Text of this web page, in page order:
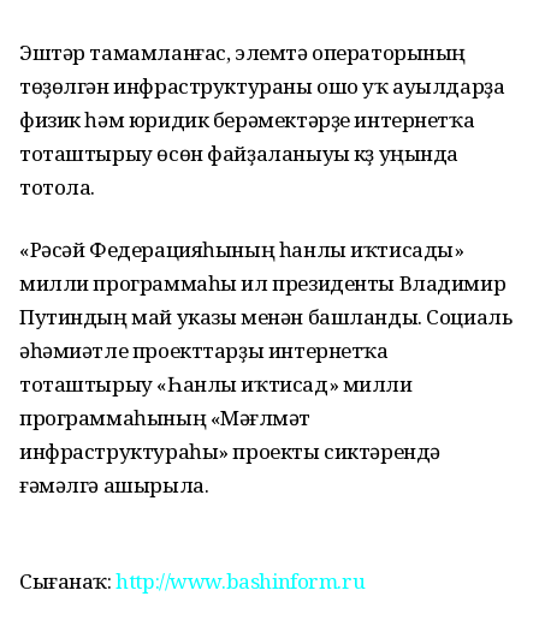
Эштәр тамамланғас, элемтә операторының
төҙөлгән инфраструктураны ошо уҡ ауылдарҙа
физик һәм юридик берәмектәрҙе интернетҡа
тоташтырыу өсөн файҙаланыуы күҙ уңында
тотола.
«Рәсәй Федерацияһының һанлы иҡтисады»
милли программаһы ил президенты Владимир
Путиндың май указы менән башланды. Социаль
әһәмиәтле проекттарҙы интернетҡа
тоташтырыу «Һанлы иҡтисад» милли
программаһының «Мәғлүмәт
инфраструктураһы» проекты сиктәрендә
ғәмәлгә ашырыла.
Сығанаҡ:http://www.bashinform.ru